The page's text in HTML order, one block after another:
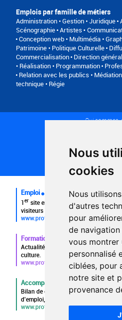
Nous
cookies
Nous
d'autres
pour
de
vous montrer
personnalisé
ciblées, pour
notre site et
provenance
Emplois par famille de métiers
Administration • Gestion • Juridique
Scénographie Artistes
Conception web • Multimédia •
Patrimoine • Politique Culturelle
Commercialisation Direction
• Réalisation • Programmation
Relation avec les publics • Médiation
technique • Régie
Qui sommes-
Plan du
FAQ
FAQ
Emploi
1er site emploi du secteur culturel
visiteurs uniques par mois.
www.profilculture.com
Formation
Actualités, guide et annuaire des
culture.
www.profilculture-formation.com
Accompagnement professionnel
Bilan de compétences, coaching,
d'emploi, entretien conseil.
www.profilculture-competences.com